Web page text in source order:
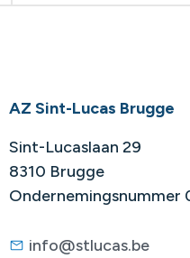
AZ Sint-Lucas Brugge
Sint-Lucaslaan 29
8310 Brugge
Ondernemingsnummer
info@stlucas.be